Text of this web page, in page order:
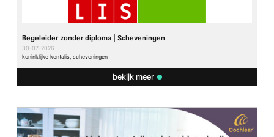
Begeleider zonder diploma | Scheveningen
30-07-2026
koninklijke kentalis, scheveningen
bekijk meer